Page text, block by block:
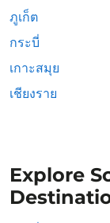
ภูเก็ต
กระบี่
เกาะสมุย
เชียงราย
Explore